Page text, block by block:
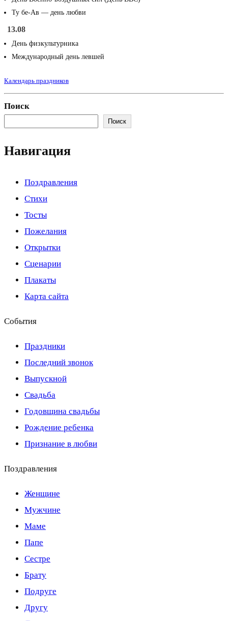
Ту бе-Ав — день любви
13.08
День физкультурника
Международный день левшей
Календарь праздников
Поиск
Поиск
Навигация
Поздравления
Стихи
Тосты
Пожелания
Открытки
Сценарии
Плакаты
Карта сайта
События
Праздники
Последний звонок
Выпускной
Свадьба
Годовщина свадьбы
Рождение ребенка
Признание в любви
Поздравления
Женщине
Мужчине
Маме
Папе
Сестре
Брату
Подруге
Другу